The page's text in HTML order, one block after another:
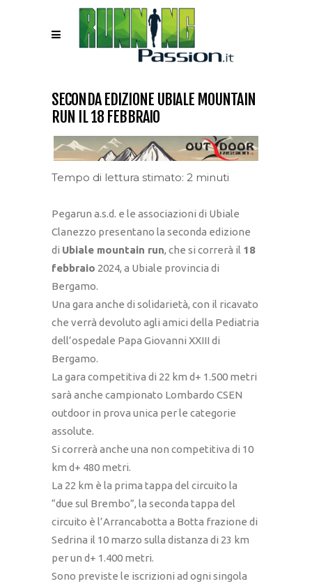
SECONDA EDIZIONE UBIALE MOUNTAIN
RUN IL 18 FEBBRAIO
Tempo di lettura stimato: 2 minuti
Pegarun a.s.d. e le associazioni di Ubiale
Clanezzo presentano la seconda edizione
di Ubiale mountain run, che si correrà il 18
febbraio 2024, a Ubiale provincia di
Bergamo.
Una gara anche di solidarietà, con il ricavato
che verrà devoluto agli amici della Pediatria
dell’ospedale Papa Giovanni XXIII di
Bergamo.
La gara competitiva di 22 km d+ 1.500 metri
sarà anche campionato Lombardo CSEN
outdoor in prova unica per le categorie
assolute.
Si correrà anche una non competitiva di 10
km d+ 480 metri.
La 22 km è la prima tappa del circuito la
“due sul Brembo”, la seconda tappa del
circuito è l’Arrancabotta a Botta frazione di
Sedrina il 10 marzo sulla distanza di 23 km
per un d+ 1.400 metri.
Sono previste le iscrizioni ad ogni singola